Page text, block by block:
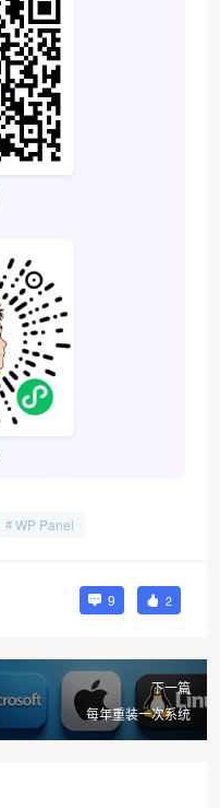
WP Panel
9 2
下一篇
每年重装一次系统